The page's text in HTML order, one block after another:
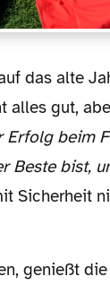
alles gut,
Erfolg beim
Beste bist,
Sicherheit